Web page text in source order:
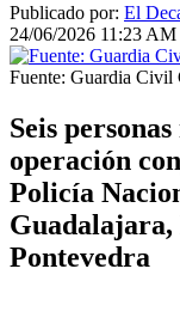
Publicado por: El
24/06/2026 11:23 AM
Fuente: Guardia Civil
Seis
operación
Policía
Pontevedra